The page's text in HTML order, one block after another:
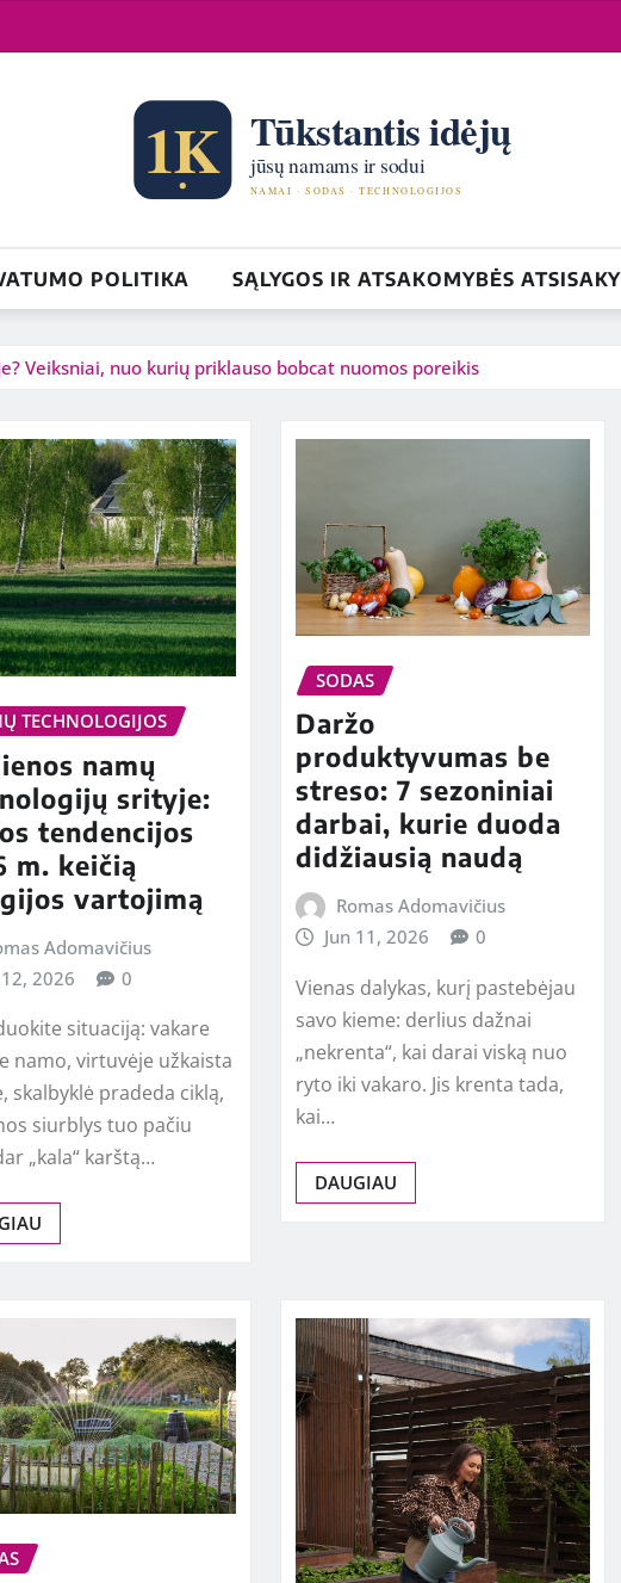
POLITIKA SĄLYGOS IR ATSAKOMYBĖS
Veiksniai, nuo kurių priklauso bobcat nuomos poreikis
TECHNOLOGIJOS
namų
srityje:
tendencijos
m. keičią
vartojimą
Adomavičius
12, 2026
0
situaciją: vakare
namo, virtuvėje užkaista
skalbyklė pradeda ciklą,
siurblys tuo pačiu
„kala“ karštą…
SODAS
Daržo
produktyvumas be
streso: 7 sezoniniai
darbai, kurie duoda
didžiausią naudą
Romas Adomavičius
Jun 11, 2026
0
Vienas dalykas, kurį pastebėjau
savo kieme: derlius dažnai
„nekrenta“, kai darai viską nuo
ryto iki vakaro. Jis krenta tada,
kai…
DAUGIAU